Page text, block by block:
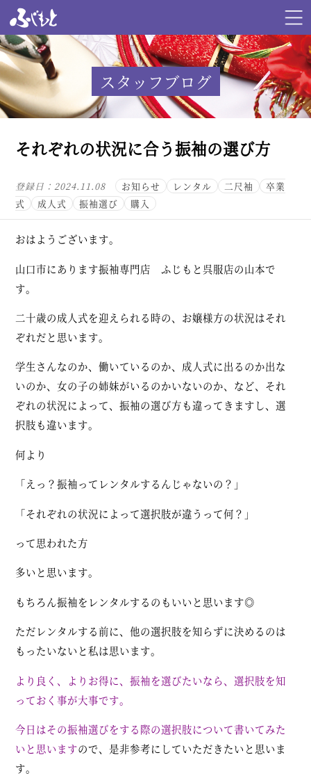
スタッフブログ
それぞれの状況に合う振袖の選び方
登録日：2024.11.08 お知らせ レンタル 二尺袖
卒業
式
成人式 振袖選び 購入
おはようございます。
山口市にあります振袖専門店 ふじもと呉服店の山本で
す。
二十歳の成人式を迎えられる時の、お嬢様方の状況はそれ
ぞれだと思います。
学生さんなのか、働いているのか、成人式に出るのか出な
いのか、女の子の姉妹がいるのかいないのか、など、それ
ぞれの状況によって、振袖の選び方も違ってきますし、選
択肢も違います。
何より
「えっ？振袖ってレンタルするんじゃないの？」
「それぞれの状況によって選択肢が違うって何？」
って思われた方
多いと思います。
もちろん振袖をレンタルするのもいいと思います◎
ただレンタルする前に、他の選択肢を知らずに決めるのは
もったいないと私は思います。
より良く、よりお得に、振袖を選びたいなら、選択肢を知
っておく事が大事です。
今日はその振袖選びをする際の選択肢について書いてみた
いと思いますので、是非参考にしていただきたいと思いま
す。